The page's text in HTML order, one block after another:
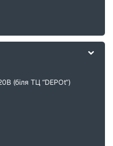
(біля ТЦ “DEPOt”)